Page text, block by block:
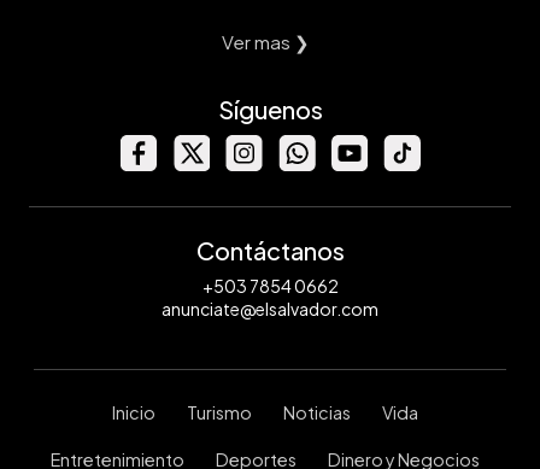
Ver mas ❯
Síguenos
Contáctanos
+503 7854 0662
anunciate@elsalvador.com
Inicio Turismo Noticias Vida
Entretenimiento Deportes Dinero y Negocios